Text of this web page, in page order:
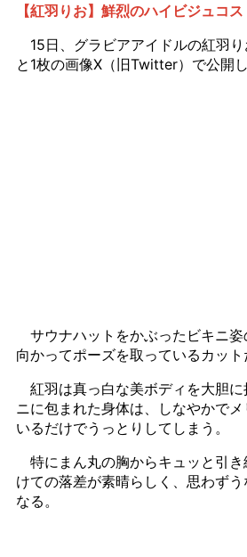
【紅羽りお】鮮烈のハイビジュコス
15日、グラビアアイドルの紅羽り
と1枚の画像X（旧Twitter）で公開し
サウナハットをかぶったビキニ姿
向かってポーズを取っているカット
紅羽は真っ白な美ボディを大胆に
ニに包まれた身体は、しなやかで
いるだけでうっとりしてしまう。
特にまん丸の胸からキュッと引
けての落差が素晴らしく、思わず
なる。